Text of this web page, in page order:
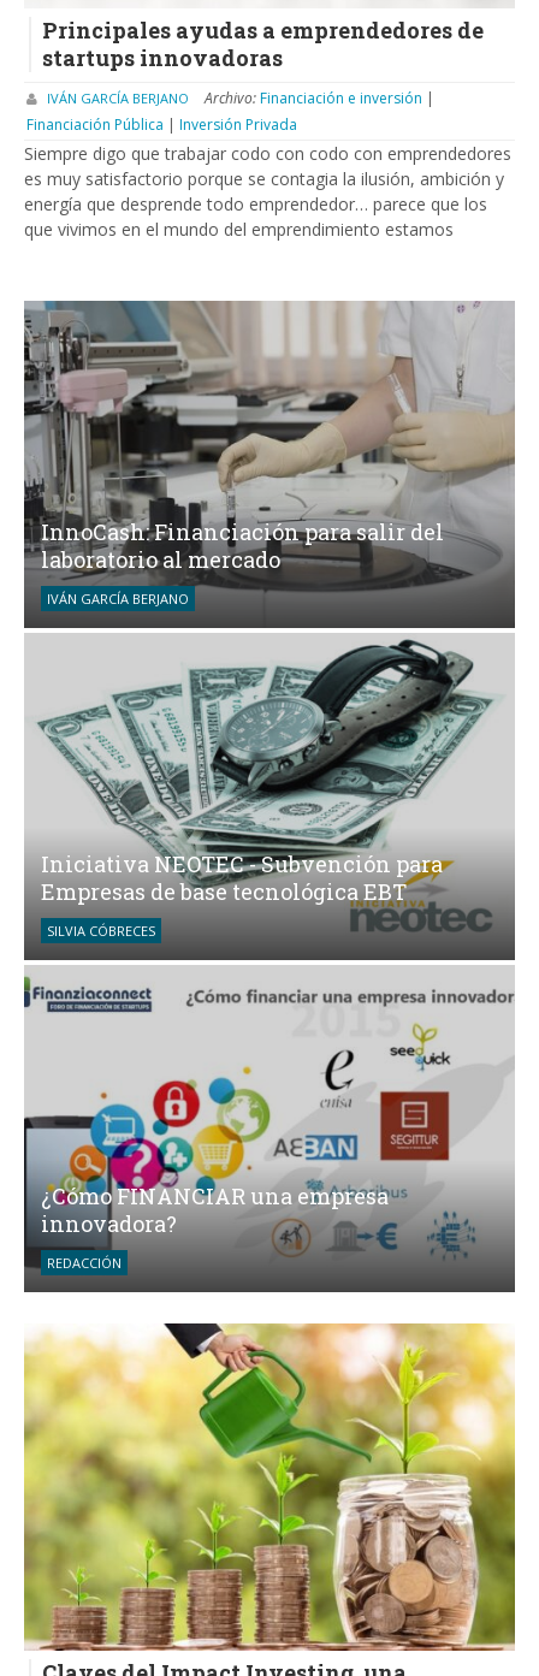
Principales ayudas a emprendedores de
startups innovadoras
IVÁN GARCÍA BERJANO Archivo:Financiación e inversión |
Financiación Pública | Inversión Privada
Siempre digo que trabajar codo con codo con emprendedores
es muy satisfactorio porque se contagia la ilusión, ambición y
energía que desprende todo emprendedor… parece que los
que vivimos en el mundo del emprendimiento estamos
InnoCash: Financiación para salir del
laboratorio al mercado
IVÁN GARCÍA BERJANO
Iniciativa NEOTEC - Subvención para
Empresas de base tecnológica EBT
SILVIA CÓBRECES
¿Cómo FINANCIAR una empresa
innovadora?
REDACCIÓN